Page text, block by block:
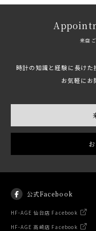
来店
時計の知識と経験に長けた
お気軽にお
公式Facebook
HF-AGE 仙台店 Facebook
HF-AGE 高崎店 Facebook